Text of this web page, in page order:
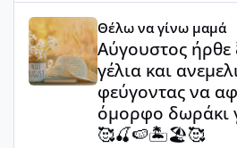
Αύγουστος ήρθε ξανά γεμάτος
Θέλω να γίνω μαμά
Αύγουστος ήρθε
γέλια και
φεύγοντας να
όμορφο δωράκι
🥰🍒🍉🏝️🏖️🥰